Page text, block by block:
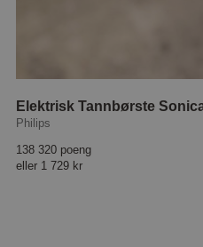
Elektrisk Tannbørste
Philips
138 320 poeng
eller 1 729 kr